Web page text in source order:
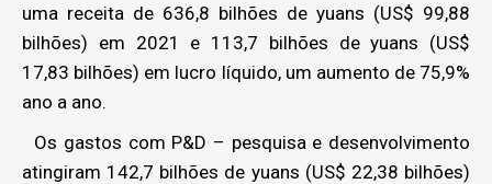
uma receita de 636,8 bilhões de yuans (US$ 99,88
bilhões) em 2021 e 113,7 bilhões de yuans (US$
17,83 bilhões) em lucro líquido, um aumento de 75,9%
ano a ano.
Os gastos com P&D – pesquisa e desenvolvimento
atingiram 142,7 bilhões de yuans (US$ 22,38 bilhões)